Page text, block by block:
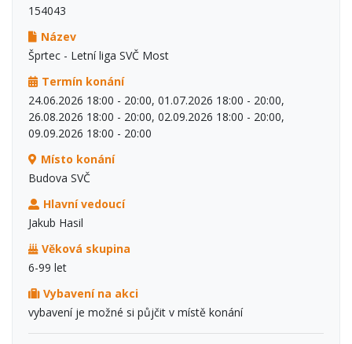
154043
Název
Šprtec - Letní liga SVČ Most
Termín konání
24.06.2026 18:00 - 20:00, 01.07.2026 18:00 - 20:00,
26.08.2026 18:00 - 20:00, 02.09.2026 18:00 - 20:00,
09.09.2026 18:00 - 20:00
Místo konání
Budova SVČ
Hlavní vedoucí
Jakub Hasil
Věková skupina
6-99 let
Vybavení na akci
vybavení je možné si půjčit v místě konání